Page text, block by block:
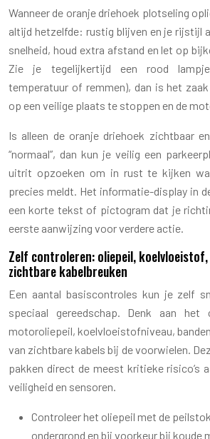
Wanneer de oranje driehoek plotseling
altijd hetzelfde: rustig blijven en je rijstijl
snelheid, houd extra afstand en let op
Zie je tegelijkertijd een rood
temperatuur of remmen), dan is het
op een veilige plaats te stoppen en de
Is alleen de oranje driehoek zichtbaar
“normaal”, dan kun je veilig een
uitrit opzoeken om in rust te kijken
precies meldt. Het informatie-display in
een korte tekst of pictogram dat je
eerste aanwijzing voor verdere actie.
Zelf controleren: oliepeil,
zichtbare kabelbreuken
Een aantal basiscontroles kun je zelf
speciaal gereedschap. Denk aan het
motoroliepeil, koelvloeistofniveau,
van zichtbare kabels bij de voorwielen.
pakken direct de meest kritieke risico’s
veiligheid en sensoren.
Controleer het oliepeil met de
ondergrond en bij voorkeur bij koude